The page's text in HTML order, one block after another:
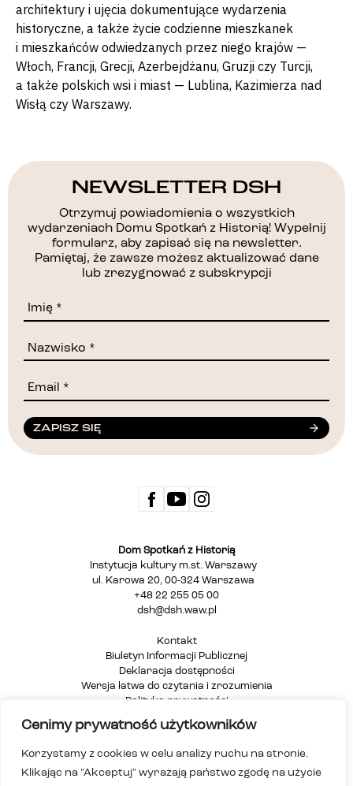
Cenimy prywatność użytkowników
Korzystamy z cookies w celu analizy ruchu na stronie.
Klikając na "Akceptuj" wyrażają państwo zgodę na użycie
architektury i ujęcia dokumentujące wydarzenia
historyczne, a także życie codzienne mieszkanek
i mieszkańców odwiedzanych przez niego krajów —
Włoch, Francji, Grecji, Azerbejdżanu, Gruzji czy Turcji,
a także polskich wsi i miast — Lublina, Kazimierza nad
Wisłą czy Warszawy.
NEWSLETTER DSH
Otrzymuj powiadomienia o wszystkich
wydarzeniach Domu Spotkań z Historią! Wypełnij
formularz, aby zapisać się na newsletter.
Pamiętaj, że zawsze możesz aktualizować dane
lub zrezygnować z subskrypcji
ZAPISZ SIĘ
Dom Spotkań z Historią
Instytucja kultury m.st. Warszawy
ul. Karowa 20, 00-324 Warszawa
+48 22 255 05 00
dsh@dsh.waw.pl
Kontakt
Biuletyn Informacji Publicznej
Deklaracja dostępności
Wersja łatwa do czytania i zrozumienia
Polityka prywatności
Mapa strony